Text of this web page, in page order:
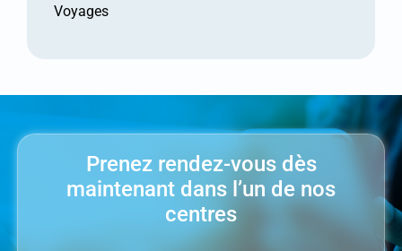
Voyages
Prenez rendez-vous dès
maintenant dans l’un de nos
centres